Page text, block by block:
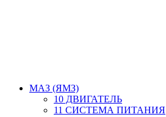
МАЗ (ЯМЗ)
10 ДВИГАТЕЛЬ
11 СИСТЕМА ПИТАНИЯ